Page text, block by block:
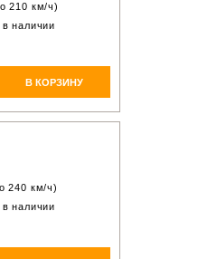
210 км/ч)
в наличии
В КОРЗИНУ
240 км/ч)
в наличии